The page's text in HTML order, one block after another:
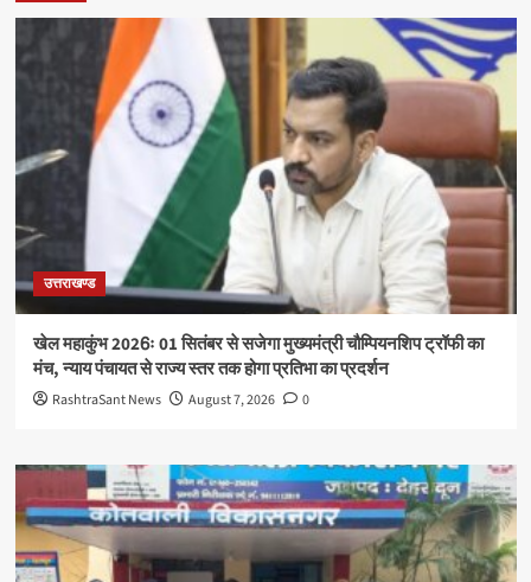
उत्तराखण्ड
खेल महाकुंभ 2026ः 01 सितंबर से सजेगा मुख्यमंत्री चौम्पियनशिप ट्रॉफी का
मंच, न्याय पंचायत से राज्य स्तर तक होगा प्रतिभा का प्रदर्शन
RashtraSant News August 7, 2026 0